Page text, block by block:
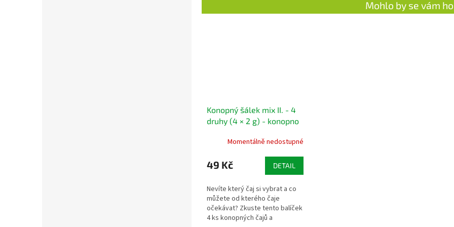
Mohlo by se vám
Konopný šálek mix II. - 4
druhy (4 × 2 g) - konopno
Momentálně nedostupné
49 Kč DETAIL
Nevíte který čaj si vybrat a co
můžete od kterého čaje
očekávat? Zkuste tento balíček
4 ks konopných čajů a